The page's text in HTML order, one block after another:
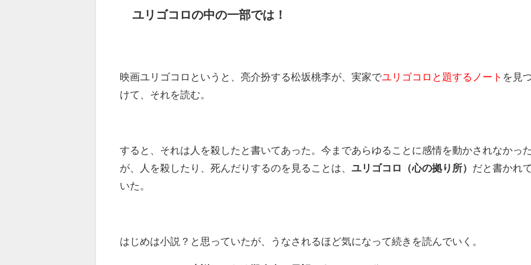
ユリゴコロの中の一部では！
映画ユリゴコロというと、亮介扮する松坂桃李が、実家でユリゴコロと題するノート を見
けて、それを読む。
すると、それは人を殺したと書いてあった。今まであらゆることに感情を動かされなかった
が、人を殺したり、死んだりするのを見ることは、 ユリゴコロ（心の拠り所） だと書かれて
いた。
はじめは小説？と思っていたが、うなされるほど気になって続きを読んでいく。